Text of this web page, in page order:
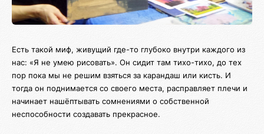
Есть такой миф, живущий где-то глубоко внутри каждого из
нас: «Я не умею рисовать». Он сидит там тихо-тихо, до тех
пор пока мы не решим взяться за карандаш или кисть. И
тогда он поднимается со своего места, расправляет плечи и
начинает нашёптывать сомнениями о собственной
неспособности создавать прекрасное.